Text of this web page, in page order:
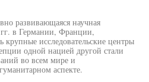
развивающаяся научная
в Германии, Франции,
исследовательские центры
одной нацией другой стали
во всем мире и
аспекте.